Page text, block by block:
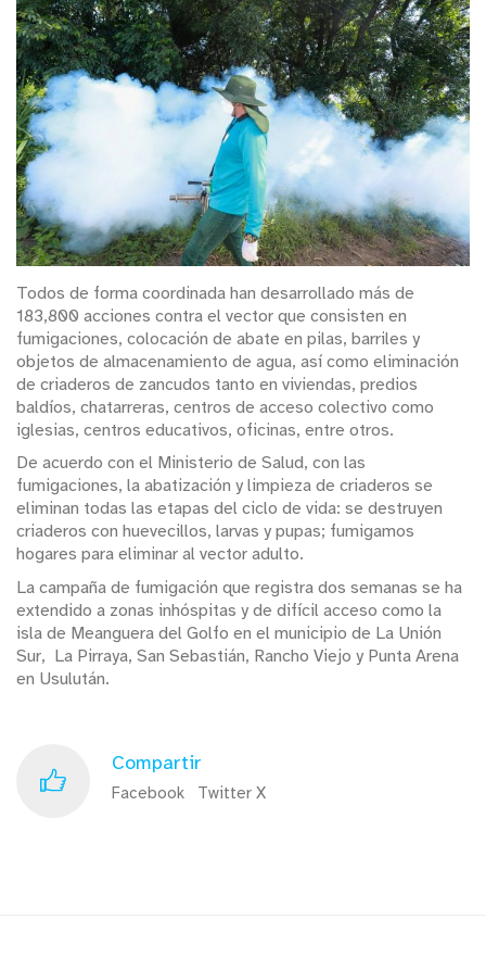
Todos de forma coordinada han desarrollado más de
183,800 acciones contra el vector que consisten en
fumigaciones, colocación de abate en pilas, barriles y
objetos de almacenamiento de agua, así como eliminación
de criaderos de zancudos tanto en viviendas, predios
baldíos, chatarreras, centros de acceso colectivo como
iglesias, centros educativos, oficinas, entre otros.
De acuerdo con el Ministerio de Salud, con las
fumigaciones, la abatización y limpieza de criaderos se
eliminan todas las etapas del ciclo de vida: se destruyen
criaderos con huevecillos, larvas y pupas; fumigamos
hogares para eliminar al vector adulto.
La campaña de fumigación que registra dos semanas se ha
extendido a zonas inhóspitas y de difícil acceso como la
isla de Meanguera del Golfo en el municipio de La Unión
Sur, La Pirraya, San Sebastián, Rancho Viejo y Punta Arena
en Usulután.
Compartir
Facebook Twitter X